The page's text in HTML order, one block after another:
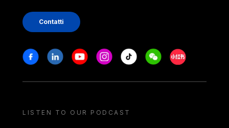
Contatti
Stay in touch
FacebookLinkedinYoutubeInstagram
Tiktok WeechatXiaohongshu/
LISTEN TO OUR PODCAST